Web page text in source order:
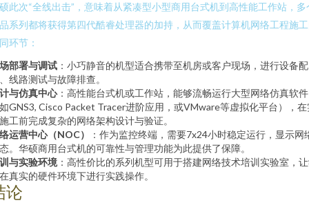
此次“全线出击”，意味着从紧凑型小型商用台式机到高性能工作站，多
系列都将获得第四代酷睿处理器的加持，从而覆盖计算机网络工程施
环节：
部署与调试 ：小巧静音的机型适合携带至机房或客户现场，进行设备配
线路测试与故障排查。
与仿真中心：高性能台式机或工作站，能够流畅运行大型网络仿真软件
GNS3, Cisco Packet Tracer进阶应用，或VMware等虚拟化平台），在
工前完成复杂的网络架构设计与验证。
运营中心（NOC）
：作为监控终端，需要7x24小时稳定运行，显示网
。华硕商用台式机的可靠性与管理功能为此提供了保障。
与实验环境 ：高性价比的系列机型可用于搭建网络技术培训实验室，
真实的硬件环境下进行实践操作。
论